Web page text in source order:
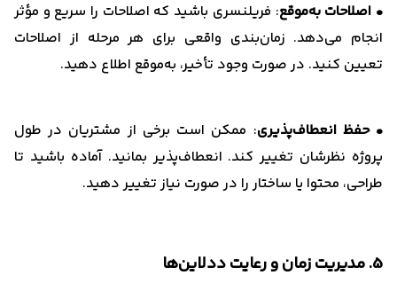
• اصلاحات به‌موقع: فریلنسری باشید که اصلاحات را سریع و مؤثر
انجام می‌دهد. زمان‌بندی واقعی برای هر مرحله از اصلاحات
تعیین کنید. در صورت وجود تأخیر، به‌موقع اطلاع دهید.
• حفظ انعطاف‌پذیری: ممکن است برخی از مشتریان در طول
پروژه نظرشان تغییر کند. انعطاف‌پذیر بمانید. آماده باشید تا
طراحی، محتوا یا ساختار را در صورت نیاز تغییر دهید.
5. مدیریت زمان و رعایت ددلاین‌ها